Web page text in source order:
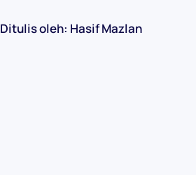
Ditulis oleh: Hasif Mazlan